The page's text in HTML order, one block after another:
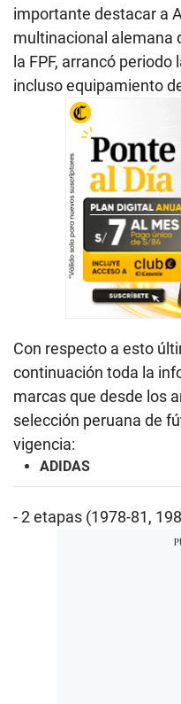
importante destacar a
multinacional alemana
la FPF, arrancó
incluso equipamiento
Con respecto a esto
continuación toda la
marcas que desde los
selección peruana de
vigencia:
ADIDAS
- 2 etapas (1978-81,